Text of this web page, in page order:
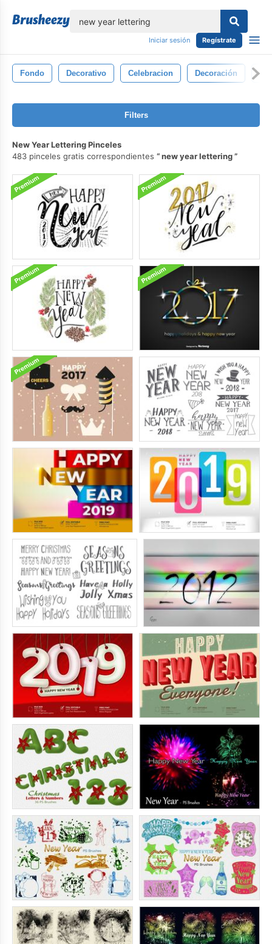
Iniciar sesión Regístrate
Fondo Decorativo Celebracion Decoración
Filters
New Year Lettering Pinceles
483 pinceles gratis correspondientes
new year lettering